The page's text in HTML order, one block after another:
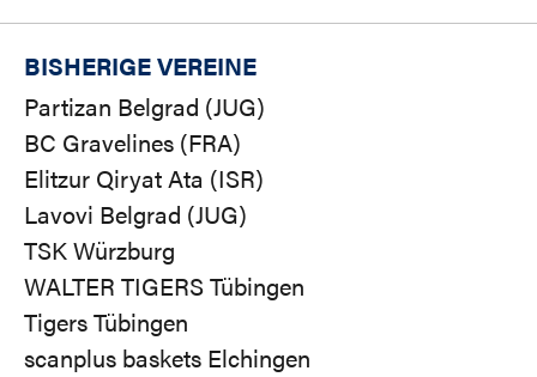
BISHERIGE VEREINE
Partizan Belgrad (JUG)
BC Gravelines (FRA)
Elitzur Qiryat Ata (ISR)
Lavovi Belgrad (JUG)
TSK Würzburg
WALTER TIGERS Tübingen
Tigers Tübingen
scanplus baskets Elchingen